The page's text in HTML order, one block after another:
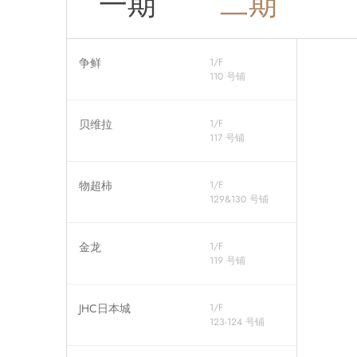
争鲜
1/F
110 号铺
贝维拉
1/F
117 号铺
物超柿
1/F
129&130 号铺
金龙
1/F
119 号铺
JHC日本城
1/F
123-124 号铺